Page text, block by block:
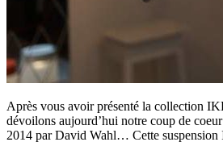
Après vous avoir présenté la collection
dévoilons aujourd’hui notre coup de
2014 par David Wahl… Cette suspension